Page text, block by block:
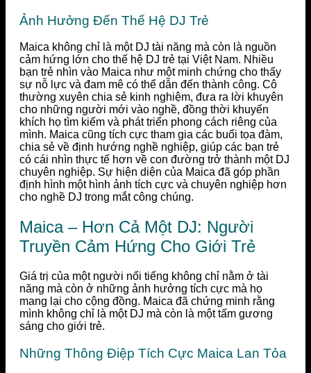
Ảnh Hưởng Đến Thế Hệ DJ Trẻ
Maica không chỉ là một DJ tài năng mà còn là nguồn
cảm hứng lớn cho thế hệ DJ trẻ tại Việt Nam. Nhiều
bạn trẻ nhìn vào Maica như một minh chứng cho thấy
sự nỗ lực và đam mê có thể dẫn đến thành công. Cô
thường xuyên chia sẻ kinh nghiệm, đưa ra lời khuyên
cho những người mới vào nghề, đồng thời khuyến
khích họ tìm kiếm và phát triển phong cách riêng của
mình. Maica cũng tích cực tham gia các buổi tọa đàm,
chia sẻ về định hướng nghề nghiệp, giúp các bạn trẻ
có cái nhìn thực tế hơn về con đường trở thành một DJ
chuyên nghiệp. Sự hiện diện của Maica đã góp phần
định hình một hình ảnh tích cực và chuyên nghiệp hơn
cho nghề DJ trong mắt công chúng.
Maica – Hơn Cả Một DJ: Người
Truyền Cảm Hứng Cho Giới Trẻ
Giá trị của một người nổi tiếng không chỉ nằm ở tài
năng mà còn ở những ảnh hưởng tích cực mà họ
mang lại cho cộng đồng. Maica đã chứng minh rằng
mình không chỉ là một DJ mà còn là một tấm gương
sáng cho giới trẻ.
Những Thông Điệp Tích Cực Maica Lan Tỏa